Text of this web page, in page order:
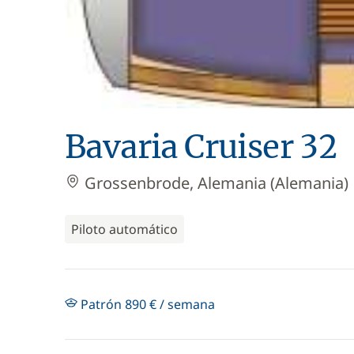
Bavaria Cruiser 32
Grossenbrode, Alemania (Alemania)
Piloto automático
Patrón 890 € / semana